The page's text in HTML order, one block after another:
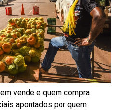
vende e quem compra
apontados por quem